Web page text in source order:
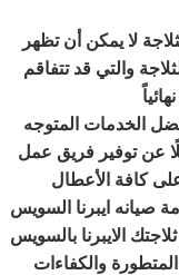
لا يمكن أن تظهر
والتي قد تتفاقم
الخدمات المتوجه
عن توفير فريق عمل
كافة الأعطال
صيانه ايبرنا السويس
والكفاءات